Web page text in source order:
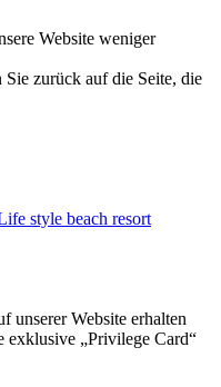
Website weniger
zurück auf die Seite, die
style beach resort
Website erhalten
exklusive „Privilege Card“